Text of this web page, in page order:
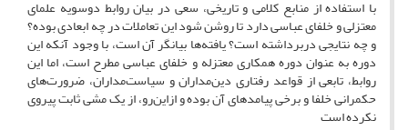
با استفاده از منابع کلامی و تاریخی، سعی در بیان روابط دوسویه علمای
معتزلی و خلفای عباسی دارد تا روشن شود این تعاملات در چه ابعادی بوده؟
و چه نتایجی دربرداشته است؟ یافته‌ها بیانگر آن است، با وجود آنکه این
دوره به عنوان دوره‌ همکاری معتزله و خلفای عباسی مطرح است، اما این
روابط، تابعی از قواعد رفتاری دین‌مداران و سیاست‌مداران، ضرورت‌های
حکمرانی خلفا و برخی پیامدهای آن بوده و ازاین‌رو، از یک مشی ثابت پیروی
نکرده است